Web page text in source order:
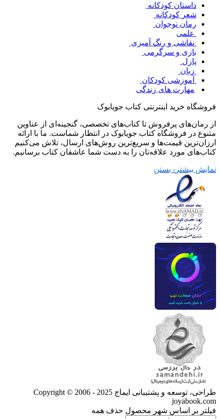
داستان کودکانه
شعر کودکانه
رمان نوجوان
علمی
نقاشی و رنگ آمیزی
بازی و سرگرمی
پازل
زبان
آموزشی کودکان
مهارت های زندگی
فروشگاه خرید اینترنتی کتاب جویابوک
از رمان‌های پرفروش تا کتاب‌های تخصصی، گنجینه‌ای از عناوین
متنوع در فروشگاه کتاب جویابوک در انتظار شماست. ما با ارائه
ارزان‌ترین قیمت‌ها و سریع‌ترین روش‌های ارسال، تلاش می‌کنیم
کتاب‌های مورد علاقه‌تان را به دست شما عاشقان کتاب برسانیم.
نمایش بیشتر - بستن
طراحی، توسعه و پشتیبانی ایماج Copyright © 2006 - 2025
joyabook.com
فیلتر بر اساس شهر محصول حذف همه